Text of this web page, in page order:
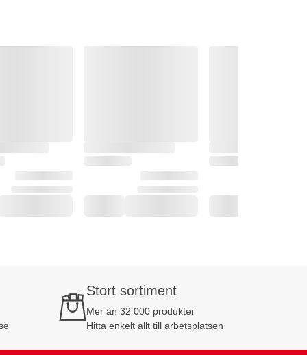
Stort sortiment
Mer än 32 000 produkter
Hitta enkelt allt till arbetsplatsen